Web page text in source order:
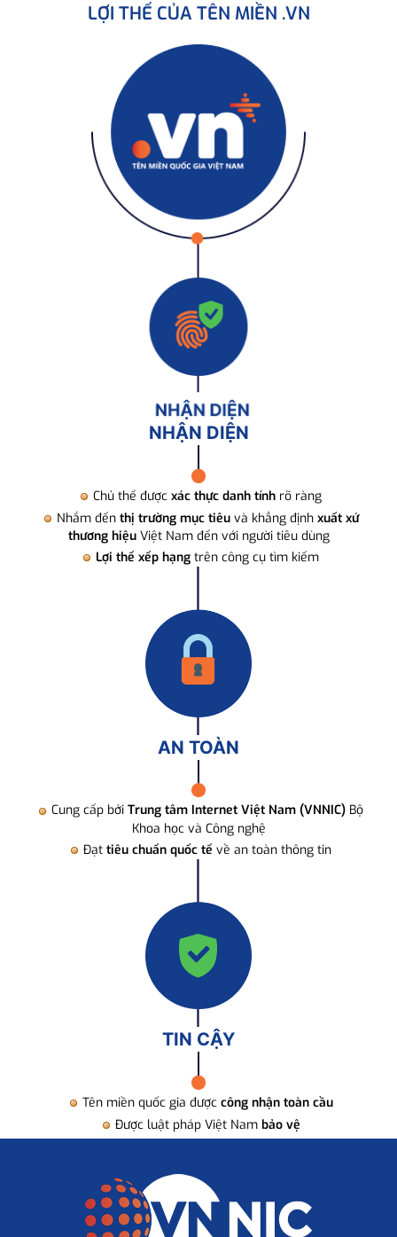
LỢI THẾ CỦA TÊN MIỀN .VN
NHẬN DIỆN
Chủ thể được xác thực danh tính rõ ràng
Nhắm đến thị trường mục tiêuvà khẳng định xuất xứ
thương hiệuViệt Nam đến với người tiêu dùng
Lợi thế xếp hạng trên công cụ tìm kiếm
AN TOÀN
Cung cấp bởi Trung tâm Internet Việt Nam (VNNIC) Bộ
Khoa học và Công nghệ
Đạt tiêu chuẩn quốc tế về an toàn thông tin
TIN CẬY
Tên miền quốc gia được công nhận toàn cầu
Được luật pháp Việt Nam bảo vệ